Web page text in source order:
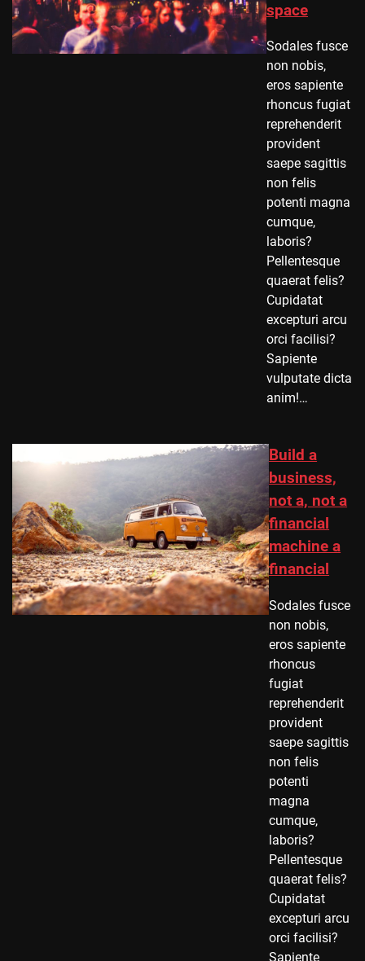
space
Sodales fusce
non nobis,
eros sapiente
rhoncus fugiat
reprehenderit
provident
saepe sagittis
non felis
potenti magna
cumque,
laboris?
Pellentesque
quaerat felis?
Cupidatat
excepturi arcu
orci facilisi?
Sapiente
vulputate dicta
anim!…
Build a
business,
not a, not a
financial
machine a
financial
Sodales fusce
non nobis,
eros sapiente
rhoncus
fugiat
reprehenderit
provident
saepe sagittis
non felis
potenti
magna
cumque,
laboris?
Pellentesque
quaerat felis?
Cupidatat
excepturi arcu
orci facilisi?
Sapiente